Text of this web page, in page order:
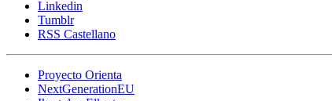
Linkedin
Tumblr
RSS Castellano
Proyecto Orienta
NextGenerationEU